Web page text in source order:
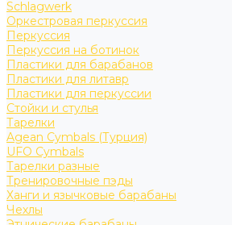
Schlagwerk
Оркестровая перкуссия
Перкуссия
Перкуссия на ботинок
Пластики для барабанов
Пластики для литавр
Пластики для перкуссии
Стойки и стулья
Тарелки
Agean Cymbals (Турция)
UFO Cymbals
Тарелки разные
Тренировочные пэды
Ханги и язычковые барабаны
Чехлы